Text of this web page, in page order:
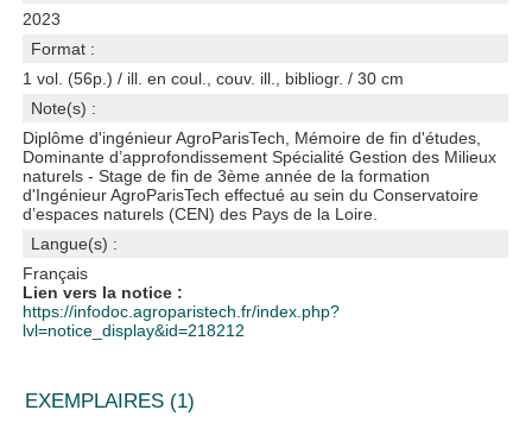
2023
Format :
1 vol. (56p.) / ill. en coul., couv. ill., bibliogr. / 30 cm
Note(s) :
Diplôme d'ingénieur AgroParisTech, Mémoire de fin d'études,
Dominante d’approfondissement Spécialité Gestion des Milieux
naturels - Stage de fin de 3ème année de la formation
d'Ingénieur AgroParisTech effectué au sein du Conservatoire
d’espaces naturels (CEN) des Pays de la Loire.
Langue(s) :
Français
Lien vers la notice :
https://infodoc.agroparistech.fr/index.php?
lvl=notice_display&id=218212
EXEMPLAIRES (1)